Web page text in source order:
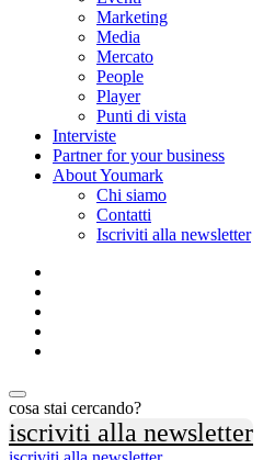
Marketing
Media
Mercato
People
Player
Punti di vista
Interviste
Partner for your business
About Youmark
Chi siamo
Contatti
Iscriviti alla newsletter
cosa stai cercando?
iscriviti alla newsletter